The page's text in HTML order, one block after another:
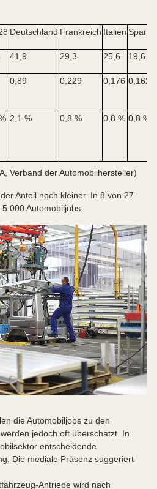
Deutschland Frankreich Italien
41,9 29,3 25,6 19,6
0,89 0,229 0,176 0,162
2,1 % 0,8 % 0,8 % 0,8 %
Verband der Automobilhersteller)
Anteil noch kleiner. In 8 von 27
000 Automobiljobs.
die Automobiljobs zu den
jedoch oft überschätzt. In
entscheidende
Die mediale Präsenz suggeriert
Antriebe wird nach